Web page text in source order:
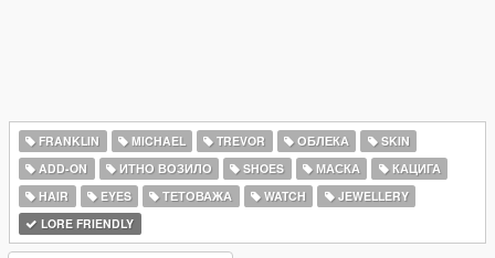
FRANKLIN MICHAEL TREVOR ОБЛЕКА
SKIN
ADD-ON
ИТНО ВОЗИЛО SHOES МАСКА
КАЦИГА
HAIR
EYES ТЕТОВАЖА WATCH
JEWELLERY
LORE FRIENDLY